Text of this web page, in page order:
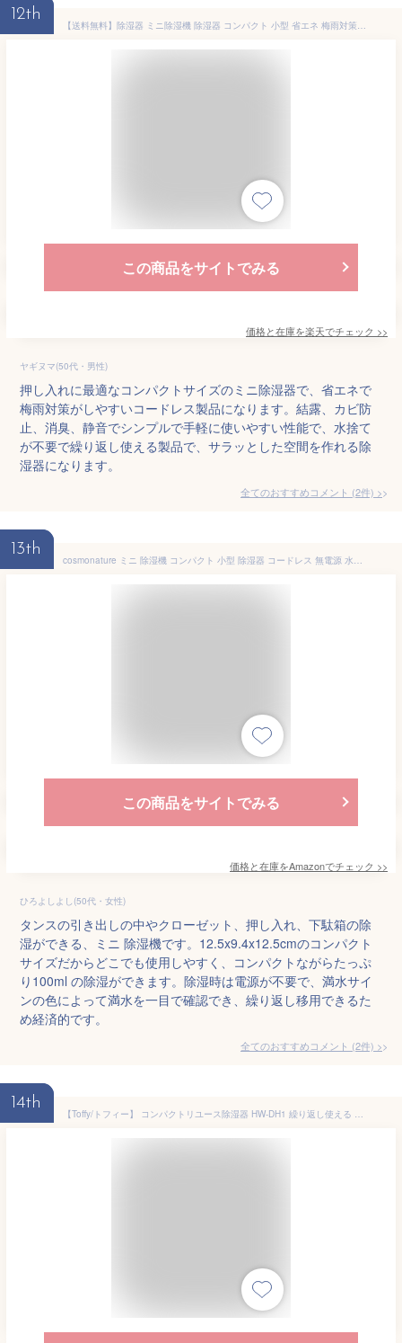
12th
【送料無料】除湿器 ミニ除湿機 除湿器 コンパクト 小型 省エネ 梅雨対策 コードレス 強力除湿 結露 カビ防止 消臭 脱臭 静音 無電源で使える 繰り返し使える 水捨て不要 除湿機 交換不要 物理除湿 ク
この商品をサイトでみる
価格と在庫を楽天でチェック >>
ヤギヌマ(50代・男性)
押し入れに最適なコンパクトサイズのミニ除湿器で、省エネで
梅雨対策がしやすいコードレス製品になります。結露、カビ防
止、消臭、静音でシンプルで手軽に使いやすい性能で、水捨て
が不要で繰り返し使える製品で、サラッとした空間を作れる除
湿器になります。
全てのおすすめコメント (2件) >
13th
cosmonature ミニ 除湿機 コンパクト 小型 除湿器 コードレス 無電源 水捨て無し 繰り返し使える 除湿剤 ＜基本セット （乾燥スタンド1個＆除湿ユニット1個）＞
この商品をサイトでみる
価格と在庫をAmazonでチェック >>
ひろよしよし(50代・女性)
タンスの引き出しの中やクローゼット、押し入れ、下駄箱の除
湿ができる、ミニ 除湿機です。12.5x9.4x12.5cmのコンパクト
サイズだからどこでも使用しやすく、コンパクトながらたっぷ
り100ml の除湿ができます。除湿時は電源が不要で、満水サイ
ンの色によって満水を一目で確認でき、繰り返し移用できるた
め経済的です。
全てのおすすめコメント (2件) >
14th
【Toffy/トフィー】 コンパクトリユース除湿器 HW-DH1 繰り返し使える エコ 水/ゴミ捨て不要 コードレス 靴箱 クローゼット レトロ ペールアクア HW-DH1-PA